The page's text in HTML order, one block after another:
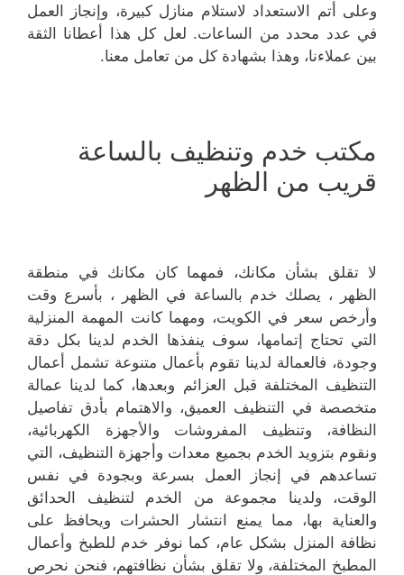
وعلى أتم الاستعداد لاستلام منازل كبيرة، وإنجاز العمل
في عدد محدد من الساعات. لعل كل هذا أعطانا الثقة
بين عملاءنا، وهذا بشهادة كل من تعامل معنا.
مكتب خدم وتنظيف بالساعة
قريب من الظهر
لا تقلق بشأن مكانك، فمهما كان مكانك في منطقة
الظهر ، يصلك خدم بالساعة في الظهر ، بأسرع وقت
وأرخص سعر في الكويت، ومهما كانت المهمة المنزلية
التي تحتاج إتمامها، سوف ينفذها الخدم لدينا بكل دقة
وجودة، فالعمالة لدينا تقوم بأعمال متنوعة تشمل أعمال
التنظيف المختلفة قبل العزائم وبعدها، كما لدينا عمالة
متخصصة في التنظيف العميق، والاهتمام بأدق تفاصيل
النظافة، وتنظيف المفروشات والأجهزة الكهربائية،
ونقوم بتزويد الخدم بجميع معدات وأجهزة التنظيف، التي
تساعدهم في إنجاز العمل بسرعة وبجودة في نفس
الوقت، ولدينا مجموعة من الخدم لتنظيف الحدائق
والعناية بها، مما يمنع انتشار الحشرات ويحافظ على
نظافة المنزل بشكل عام، كما نوفر خدم للطبخ وأعمال
المطبخ المختلفة، ولا تقلق بشأن نظافتهم، فنحن نحرص